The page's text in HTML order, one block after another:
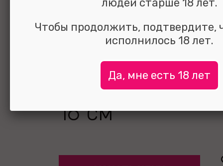
Страпон с
10 режимов
16 см
Чтобы продолжить, подтвердите,
исполнилось 18 лет.
Да, мне есть 18 лет